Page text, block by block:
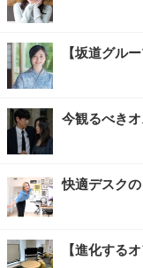
【坂道グル
今観るべき
快適デスク
【進化する